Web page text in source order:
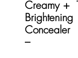
Creamy +
Brightening
Concealer
–